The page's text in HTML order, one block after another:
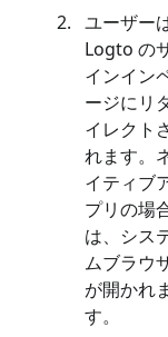
ユーザー
Logto の
インイン
ージにリ
イレクト
れます。
イティブ
プリの場
は、シス
ムブラウ
が開かれま
す。